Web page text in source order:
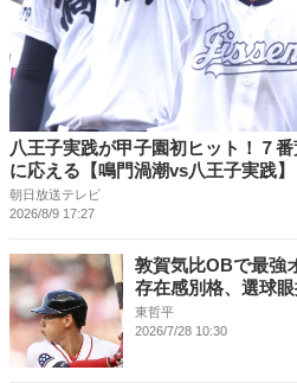
八王子実践が甲子園初ヒット！７
に応える【鳴門渦潮vs八王子実践】
朝日放送テレビ
2026/8/9 17:27
敦賀気比OBで最強
存在感別格、選球
東哲平
2026/7/28 10:30